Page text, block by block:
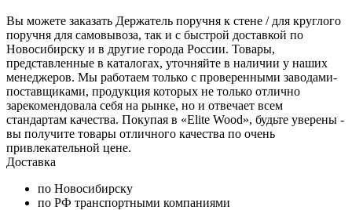
Вы можете заказать Держатель поручня к стене / для круглого
поручня для самовывоза, так и с быстрой доставкой по
Новосибирску и в другие города России. Товары,
представленные в каталогах, уточняйте в наличии у наших
менеджеров. Мы работаем только с проверенными заводами-
поставщиками, продукция которых не только отлично
зарекомендовала себя на рынке, но и отвечает всем
стандартам качества. Покупая в «Elite Wood», будьте уверены -
вы получите товары отличного качества по очень
привлекательной цене.
Доставка
по Новосибирску
по РФ транспортными компаниями